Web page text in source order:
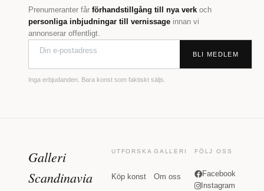
Prenumeranter får förhandstillgång till nya verk och
personliga inbjudningar till vernissage innan vi
annonserar offentligt.
BLI MEDLEM
Inga erbjudanden. Bara konst som faktiskt säljs.
Galleri
Scandinavia
UTFORSKA
Köp konst
GALLERI
Om oss
FÖLJ OSS
Facebook
Instagram